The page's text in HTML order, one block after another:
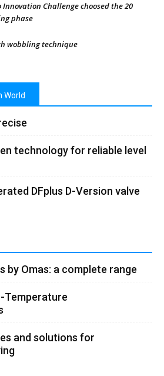
Innovation Challenge choosed the 20
phase
wobbling technique
World
technology for reliable level
DFplus D-Version valve
by Omas: a complete range
Temperature
and solutions for